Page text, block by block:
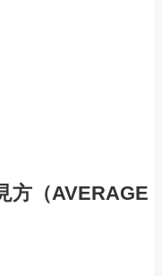
方（AVERAGE